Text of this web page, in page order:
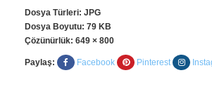
Dosya Türleri: JPG
Dosya Boyutu: 79 KB
Çözünürlük: 649 × 800
Paylaş: Facebook Pinterest